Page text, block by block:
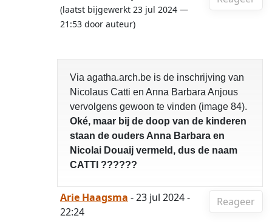
(laatst bijgewerkt 23 jul 2024 —
21:53 door auteur)
Via agatha.arch.be is de inschrijving van
Nicolaus Catti en Anna Barbara Anjous
vervolgens gewoon te vinden (image 84).
Oké, maar bij de doop van de kinderen
staan de ouders Anna Barbara en
Nicolai Douaij vermeld, dus de naam
CATTI ??????
Reageer
Arie Haagsma - 23 jul 2024 -
22:24